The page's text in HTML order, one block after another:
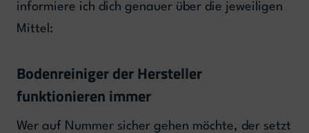
informiere ich dich genauer über die jeweiligen
Mittel:
Bodenreiniger der Hersteller
funktionieren immer
Wer auf Nummer sicher gehen möchte, der setzt